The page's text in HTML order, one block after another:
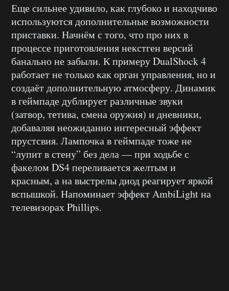
Еще сильнее удивило, как глубоко и находчиво
используются дополнительные возможности
приставки. Начнём с того, что про них в
процессе приготовления некстген версий
банально не забыли. К примеру DualShock 4
работает не только как орган управления, но и
создаёт дополнительную атмосферу. Динамик
в геймпаде дублирует различные звуки
(затвор, тетива, смена оружия) и дневники,
добаваляя неожиданно интересный эффект
прустсвия. Лампочка в геймпаде тоже не
“лупит в стену” без дела — при ходьбе с
факелом DS4 переливается желтым и
красным, а на выстрелы диод реагирует яркой
вспышкой. Напоминает эффект AmbiLight на
телевизорах Phillips.